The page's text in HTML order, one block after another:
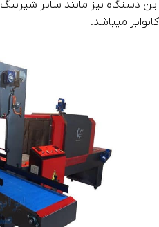
این دستگاه نیز مانند سایر شیرینگ
کانوایر میباشد.